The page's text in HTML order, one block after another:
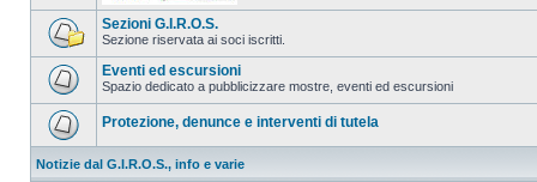
Sezioni G.I.R.O.S.
Sezione riservata ai soci iscritti.
Eventi ed escursioni
Spazio dedicato a pubblicizzare mostre, eventi ed escursioni
Protezione, denunce e interventi di tutela
Notizie dal G.I.R.O.S., info e varie